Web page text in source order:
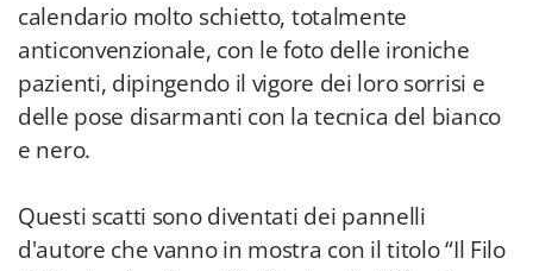
calendario molto schietto, totalmente
anticonvenzionale, con le foto delle ironiche
pazienti, dipingendo il vigore dei loro sorrisi e
delle pose disarmanti con la tecnica del bianco
e nero.
Questi scatti sono diventati dei pannelli
d'autore che vanno in mostra con il titolo “Il Filo